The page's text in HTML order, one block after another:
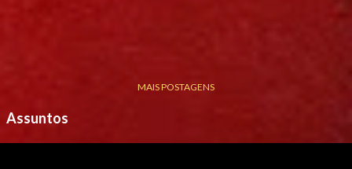
MAIS POSTAGENS
Assuntos